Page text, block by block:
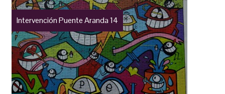
Intervención Puente Aranda 14